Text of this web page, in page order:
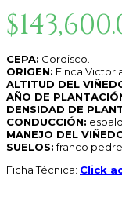
$
CEPA: Cordisco.
ORIGEN: Finca
ALTITUD DEL
AÑO DE
DENSIDAD DE
CONDUCCIÓN:
MANEJO DEL
SUELOS:franco
Ficha Técnica: Click